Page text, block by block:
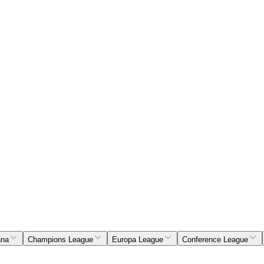
Champions League Europa League Conference League